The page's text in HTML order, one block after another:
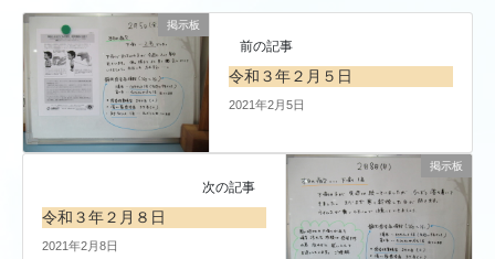
掲示板
前の記事
令和３年２月５日
2021年2月5日
掲示板
次の記事
令和３年２月８日
2021年2月8日